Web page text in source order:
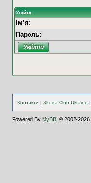
Увійти
Ім’я:
Пароль:
Контакти | Skoda Club Ukraine |
Powered By MyBB, © 2002-2026